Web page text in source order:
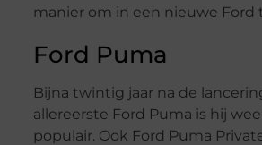
manier om in een nieuwe Ford
Ford Puma
Bijna twintig jaar na de
allereerste Ford Puma is hij
populair. Ook Ford Puma